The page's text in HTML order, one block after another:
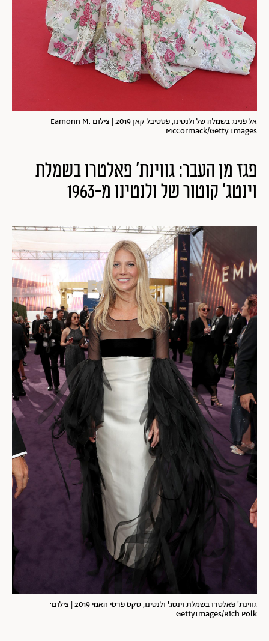
אל פנינג בשמלה של ולנטינו, פסטיבל קאן 2019 | צילום Eamonn M.
McCormack/Getty Images
פגז מן העבר: גווינת' פאלטרו בשמלת
וינטג' קוטור של ולנטינו מ-1963
גווינת' פאלטרו בשמלת וינטג' ולנטינו, טקס פרסי האמי 2019 | צילום:
GettyImages/Rich Polk